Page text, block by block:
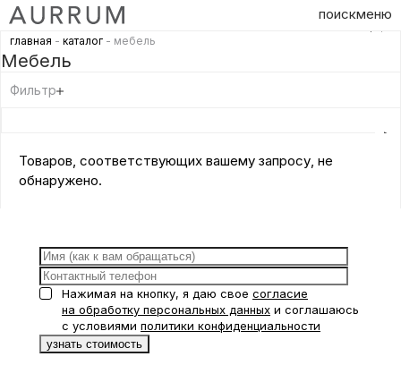
поискменю
главная - каталог - мебель
Мебель
Фильтр
Товаров, соответствующих вашему запросу, не
обнаружено.
Нажимая на кнопку, я даю свое согласие
на обработку персональных данных и соглашаюсь
с условиями политики конфиденциальности